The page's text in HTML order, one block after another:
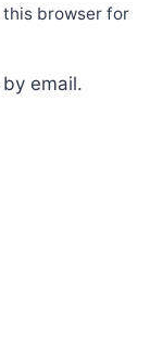
this browser for
email.